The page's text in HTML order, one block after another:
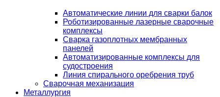
Автоматические линии для сварки балок
Роботизированные лазерные сварочные
комплексы
Сварка газоплотных мембранных
панелей
Автоматизированные комплексы для
судостроения
Линия спирального оребрения труб
Сварочная механизация
Металлургия